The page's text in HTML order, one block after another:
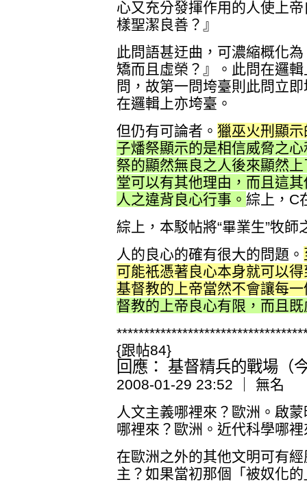
心又充分發揮作用的人使上
樣聖潔良善？』
此問語甚迂曲，可濃縮概化
矯而且虛榮？』。此問在邏
問，故第一問垮臺則此問立
在邏輯上亦垮臺。
但仍有可論者。 獵巫火刑顯
子燔祭顯示的是相信威脅之
祭的顯然無良之人後來顯然
堂可以有其他理由，而且這
人之違背良心行事。 綜上，C
綜上，本駁帖將“畢業生”牧
人的良心的確有很大的問題。
可能衹憑著良心本身就可以
基督教的上帝當然不會讓每
督教的上帝良心有限，而且
{跟帖84}
回應： 基督精兵的戰場（
2008-01-29 23:52 ｜ 無名
人文主義哪裡來？歐洲。啟
哪裡來？歐洲。近代科學哪
在歐洲之外的其他文明可有
主？如果當初那個「被奴化